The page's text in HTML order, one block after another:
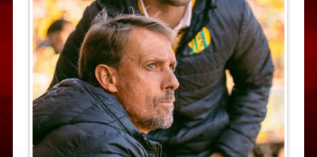
t
s
A
p
p
e
g
r
a
m
t
t
e
r
e
b
o
o
s
e
n
g
e
r
y
L
i
n
k
i
l
n
t
F
r
i
e
n
d
l
y